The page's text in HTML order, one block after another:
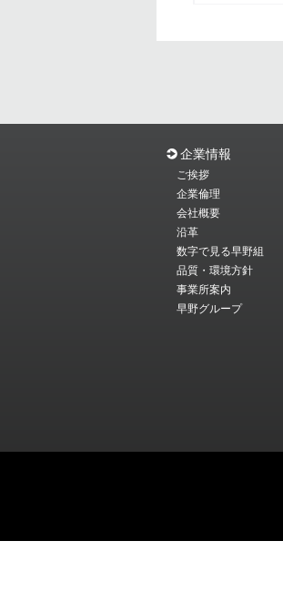
企業情報
ご挨拶
企業倫理
会社概要
沿革
数字で見る早野組
品質・環境方針
事業所案内
早野グループ